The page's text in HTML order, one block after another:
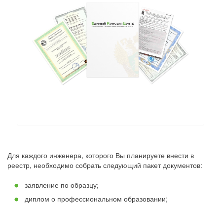
Для каждого инженера, которого Вы планируете внести в
реестр, необходимо собрать следующий пакет документов:
заявление по образцу;
диплом о профессиональном образовании;